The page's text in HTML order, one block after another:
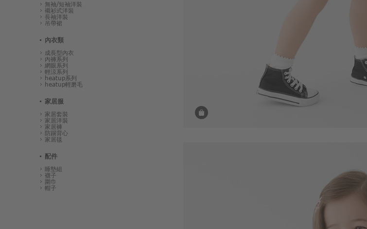
無袖/短袖洋裝
襯衫式洋裝
長袖洋裝
吊帶裙
內衣類
成長型內衣
內褲系列
網眼系列
輕涼系列
heatup系列
heatup輕磨毛
家居服
家居套裝
家居洋裝
家居褲
防踢背心
家居毯
配件
睡墊組
襪子
圍巾
帽子